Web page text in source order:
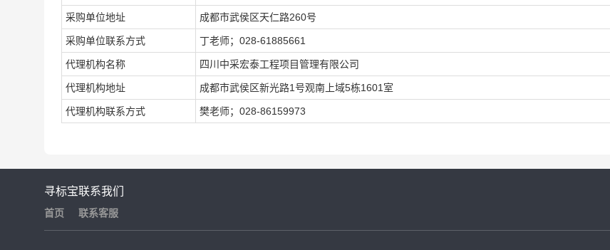
采购单位地址 成都市武侯区天仁路260号
采购单位联系方式 丁老师；028-61885661
代理机构名称 四川中采宏泰工程项目管理有限公司
代理机构地址 成都市武侯区新光路1号观南上域5栋1601室
代理机构联系方式 樊老师；028-86159973
寻标宝
首页
联系我们
联系客服